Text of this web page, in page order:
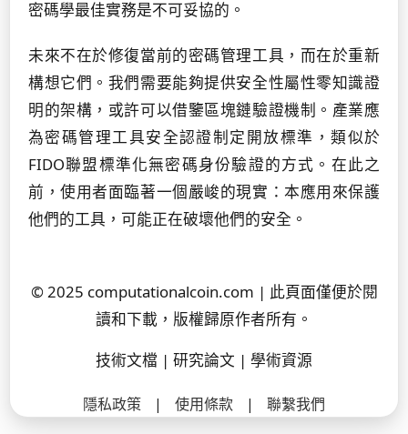
密碼學最佳實務是不可妥協的。
未來不在於修復當前的密碼管理工具，而在於重新
構想它們。我們需要能夠提供安全性屬性零知識證
明的架構，或許可以借鑒區塊鏈驗證機制。產業應
為密碼管理工具安全認證制定開放標準，類似於
FIDO聯盟標準化無密碼身份驗證的方式。在此之
前，使用者面臨著一個嚴峻的現實：本應用來保護
他們的工具，可能正在破壞他們的安全。
© 2025 computationalcoin.com | 此頁面僅便於閱
讀和下載，版權歸原作者所有。
技術文檔 | 研究論文 | 學術資源
隱私政策 | 使用條款 | 聯繫我們